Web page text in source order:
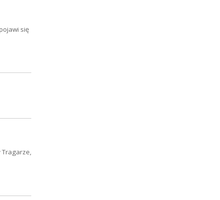
się
Tragarze,